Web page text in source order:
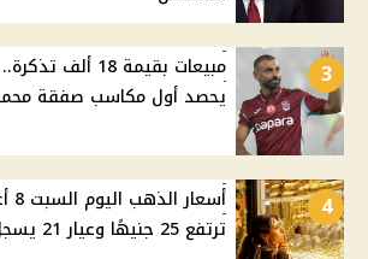
3
مبيعات بقيمة 18
يحصد أول مكاسب صفقة
4
ترتفع 25 جنيهًا وعيار 21 يسجل 6125 جنيهًا